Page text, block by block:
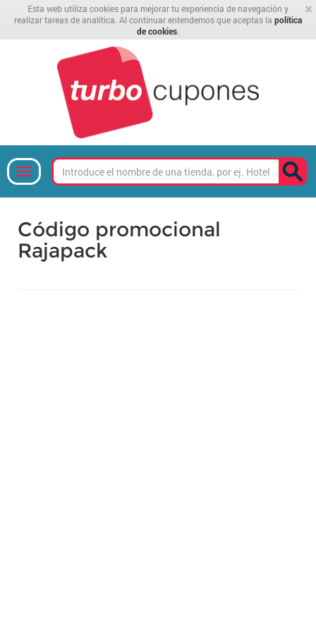
×
Esta web utiliza cookies para mejorar tu experiencia de navegación y
realizar tareas de analítica. Al continuar entendemos que aceptas la política
de cookies
Código promocional
Rajapack